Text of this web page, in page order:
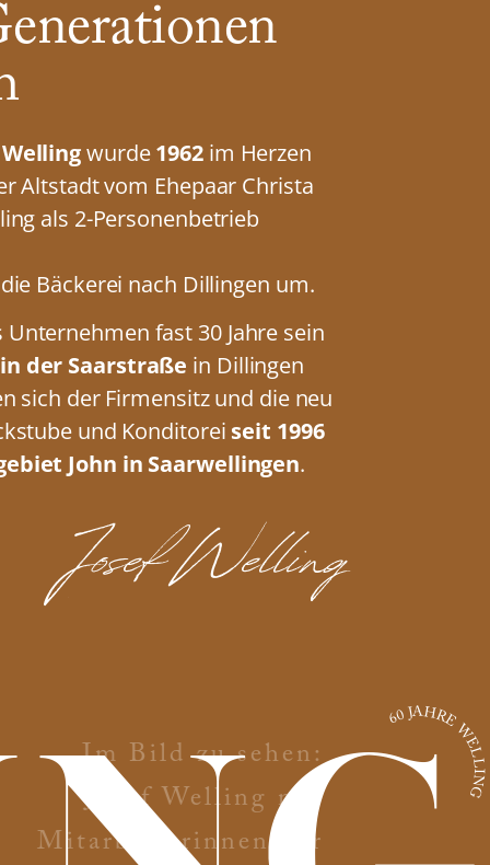
60 JAHRE
wurde1962im Herzen
Altstadt vom Ehepaar Christa
als 2-Personenbetrieb
Bäckerei nach Dillingen um.
fast 30 Jahre sein
der Saarstraße in Dillingen
sich der Firmensitz und die neu
und Konditorei seit 1996
John in Saarwellingen.
Josef Welling
Im Bild zu sehen:
Josef Welling mit
Mitarbeiterinnen der